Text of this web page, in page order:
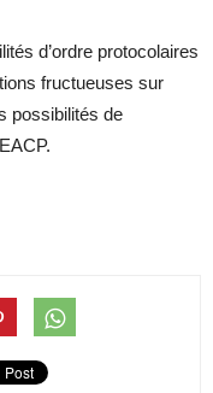
d’ordre protocolaires
fructueuses sur
possibilités de